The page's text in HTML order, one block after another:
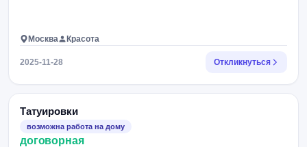
Москва Красота
2025-11-28 Откликнуться
Татуировки
возможна работа на дому
договорная